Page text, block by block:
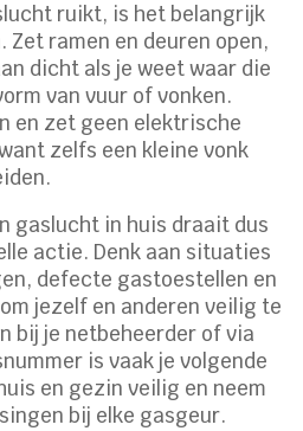
ruikt, is het belangrijk
Zet ramen en deuren open,
dicht als je weet waar die
van vuur of vonken.
en zet geen elektrische
zelfs een kleine vonk
gaslucht in huis draait dus
actie. Denk aan situaties
defecte gastoestellen en
jezelf en anderen veilig te
bij je netbeheerder of via
is vaak je volgende
en gezin veilig en neem
bij elke gasgeur.